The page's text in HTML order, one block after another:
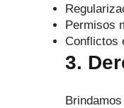
Permisos
Conflictos
3.